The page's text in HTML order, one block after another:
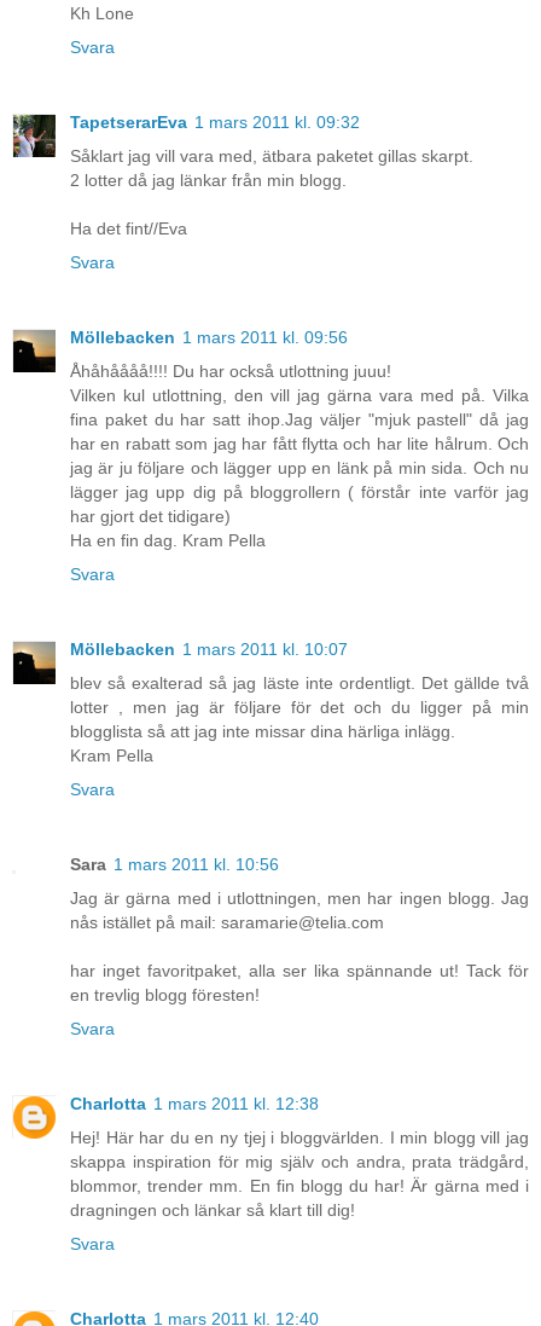
Kh Lone
Svara
TapetserarEva 1 mars 2011 kl. 09:32
Såklart jag vill vara med, ätbara paketet gillas skarpt.
2 lotter då jag länkar från min blogg.
Ha det fint//Eva
Svara
Möllebacken 1 mars 2011 kl. 09:56
Åhåhåååå!!!! Du har också utlottning juuu!
Vilken kul utlottning, den vill jag gärna vara med på. Vilka
fina paket du har satt ihop.Jag väljer "mjuk pastell" då jag
har en rabatt som jag har fått flytta och har lite hålrum. Och
jag är ju följare och lägger upp en länk på min sida. Och nu
lägger jag upp dig på bloggrollern ( förstår inte varför jag
har gjort det tidigare)
Ha en fin dag. Kram Pella
Svara
Möllebacken 1 mars 2011 kl. 10:07
blev så exalterad så jag läste inte ordentligt. Det gällde två
lotter , men jag är följare för det och du ligger på min
blogglista så att jag inte missar dina härliga inlägg.
Kram Pella
Svara
Sara 1 mars 2011 kl. 10:56
Jag är gärna med i utlottningen, men har ingen blogg. Jag
nås istället på mail: saramarie@telia.com
har inget favoritpaket, alla ser lika spännande ut! Tack för
en trevlig blogg föresten!
Svara
Charlotta 1 mars 2011 kl. 12:38
Hej! Här har du en ny tjej i bloggvärlden. I min blogg vill jag
skappa inspiration för mig själv och andra, prata trädgård,
blommor, trender mm. En fin blogg du har! Är gärna med i
dragningen och länkar så klart till dig!
Svara
Charlotta 1 mars 2011 kl. 12:40